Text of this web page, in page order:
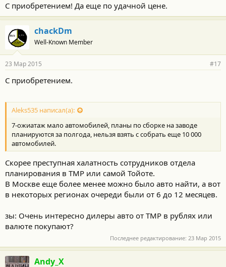
С приобретением! Да еще по удачной цене.
chackDm
Well-Known Member
23 Мар 2015 #17
С приобретением.
Aleks535 написал(а):
7-ожиатаж мало автомобилей, планы по сборке на заводе
планируются за полгода, нельзя взять с собрать еще 10 000
автомобилей.
Скорее преступная халатность сотрудников отдела
планирования в ТМР или самой Тойоте.
В Москве еще более менее можно было авто найти, а вот
в некоторых регионах очереди были от 6 до 12 месяцев.
зы: Очень интересно дилеры авто от ТМР в рублях или
валюте покупают?
Последнее редактирование: 23 Мар 2015
Andy_X